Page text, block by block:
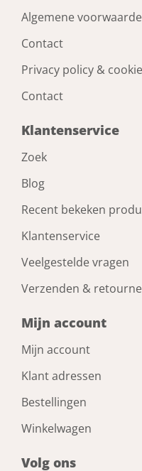
Algemene
Contact
Privacy policy &
Contact
Klantenservice
Zoek
Blog
Recent bekeken
Klantenservice
Veelgestelde vragen
Verzenden &
Mijn account
Mijn account
Klant adressen
Bestellingen
Winkelwagen
Volg ons